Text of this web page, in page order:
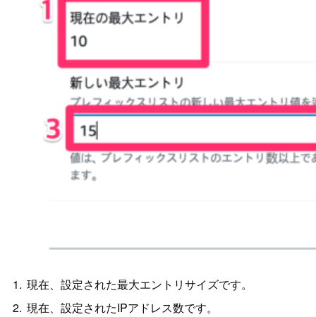
現在、設定された最大エントリサイズです。
現在、設定されたIPアドレス数です。